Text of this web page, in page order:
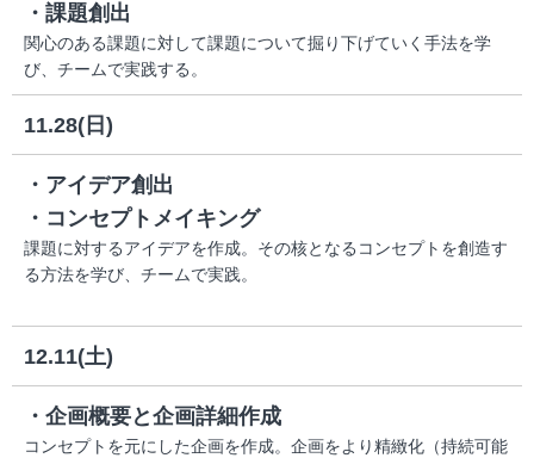
・課題創出
関心のある課題に対して課題について掘り下げていく手法を学
び、チームで実践する。
11.28(日)
・アイデア創出
・コンセプトメイキング
課題に対するアイデアを作成。その核となるコンセプトを創造す
る方法を学び、チームで実践。
12.11(土)
・企画概要と企画詳細作成
コンセプトを元にした企画を作成。企画をより精緻化（持続可能